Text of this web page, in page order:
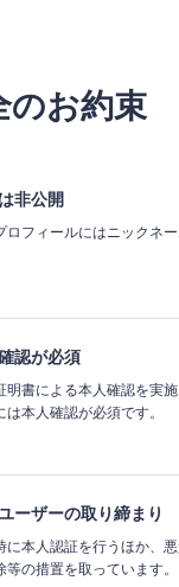
のお約束
非公開
ロフィールにはニックネー
認が必須
明書による本人確認を実
は本人確認が必須です。
ーザーの取り締まり
に本人認証を行うほか、
等の措置を取っています。